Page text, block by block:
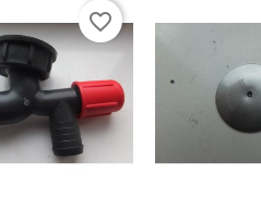
PILMET
zawory sterujące i
SIEWNIK FAMAROL
favorite_border